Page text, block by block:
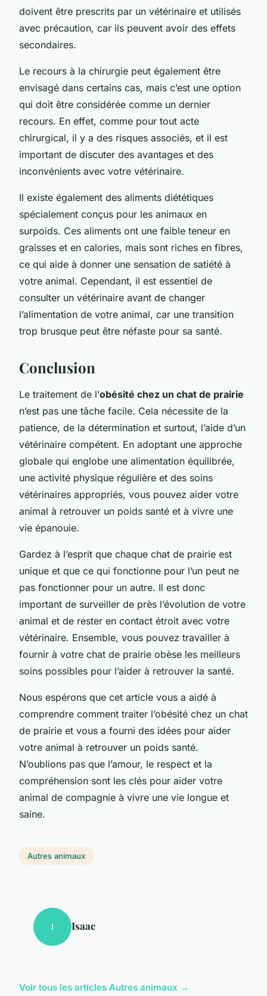
doivent être prescrits par un vétérinaire et utilisés
avec précaution, car ils peuvent avoir des effets
secondaires.
Le recours à la chirurgie peut également être
envisagé dans certains cas, mais c’est une option
qui doit être considérée comme un dernier
recours. En effet, comme pour tout acte
chirurgical, il y a des risques associés, et il est
important de discuter des avantages et des
inconvénients avec votre vétérinaire.
Il existe également des aliments diététiques
spécialement conçus pour les animaux en
surpoids. Ces aliments ont une faible teneur en
graisses et en calories, mais sont riches en fibres,
ce qui aide à donner une sensation de satiété à
votre animal. Cependant, il est essentiel de
consulter un vétérinaire avant de changer
l’alimentation de votre animal, car une transition
trop brusque peut être néfaste pour sa santé.
Conclusion
Le traitement de l’obésité chez un chat de prairie
n’est pas une tâche facile. Cela nécessite de la
patience, de la détermination et surtout, l’aide d’un
vétérinaire compétent. En adoptant une approche
globale qui englobe une alimentation équilibrée,
une activité physique régulière et des soins
vétérinaires appropriés, vous pouvez aider votre
animal à retrouver un poids santé et à vivre une
vie épanouie.
Gardez à l’esprit que chaque chat de prairie est
unique et que ce qui fonctionne pour l’un peut ne
pas fonctionner pour un autre. Il est donc
important de surveiller de près l’évolution de votre
animal et de rester en contact étroit avec votre
vétérinaire. Ensemble, vous pouvez travailler à
fournir à votre chat de prairie obèse les meilleurs
soins possibles pour l’aider à retrouver la santé.
Nous espérons que cet article vous a aidé à
comprendre comment traiter l’obésité chez un chat
de prairie et vous a fourni des idées pour aider
votre animal à retrouver un poids santé.
N’oublions pas que l’amour, le respect et la
compréhension sont les clés pour aider votre
animal de compagnie à vivre une vie longue et
saine.
Autres animaux
I Isaac
Voir tous les articles Autres animaux →